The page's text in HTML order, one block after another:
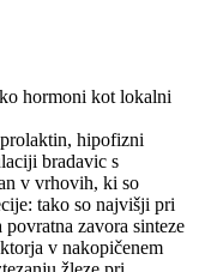
hormoni kot lokalni
hipofizni
bradavic s
v vrhovih, ki so
tako so najvišji pri
zavora sinteze
v nakopičenem